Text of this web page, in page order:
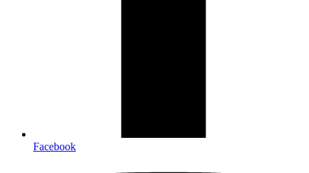
Facebook